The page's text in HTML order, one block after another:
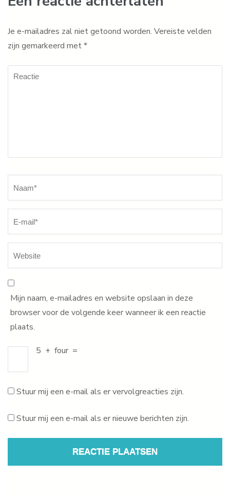
Je e-mailadres zal niet getoond worden. Vereiste velden
zijn gemarkeerd met*
Reactie
Mijn naam, e-mailadres en website opslaan in deze
browser voor de volgende keer wanneer ik een reactie
plaats.
5 + four =
Stuur mij een e-mail als er vervolgreacties zijn.
Stuur mij een e-mail als er nieuwe berichten zijn.